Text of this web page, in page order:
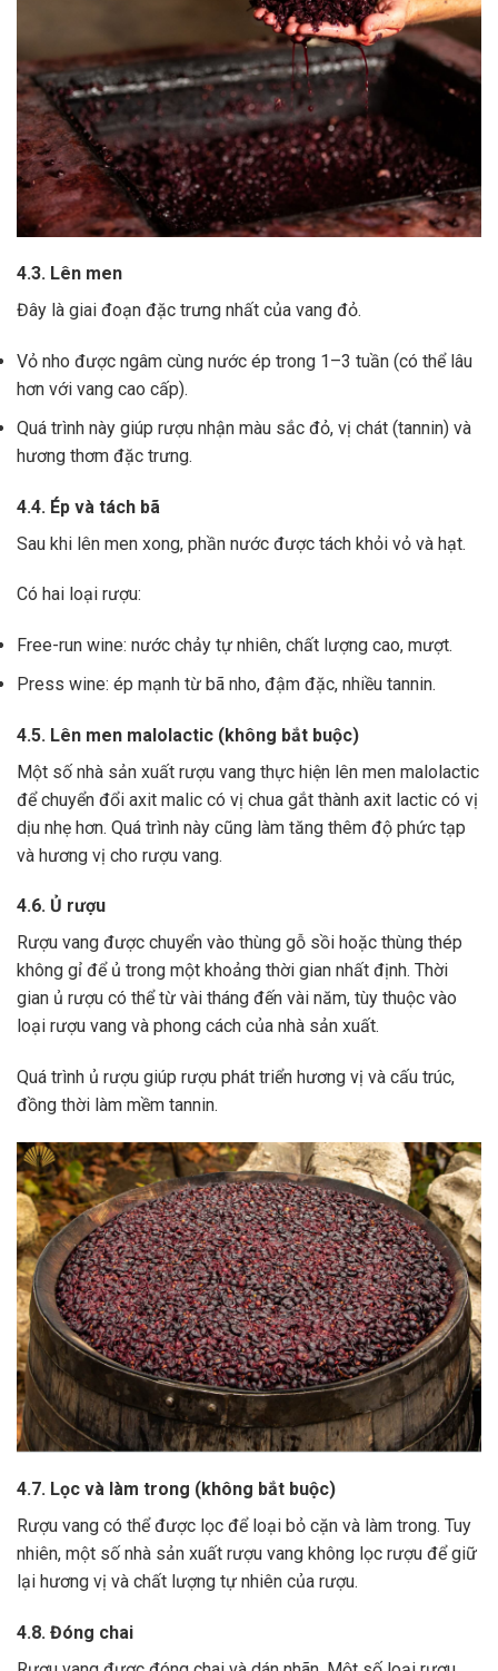
4.3. Lên men
Đây là giai đoạn đặc trưng nhất của vang đỏ.
Vỏ nho được ngâm cùng nước ép trong 1–3 tuần (có thể lâu
hơn với vang cao cấp).
Quá trình này giúp rượu nhận màu sắc đỏ, vị chát (tannin) và
hương thơm đặc trưng.
4.4. Ép và tách bã
Sau khi lên men xong, phần nước được tách khỏi vỏ và hạt.
Có hai loại rượu:
Free-run wine: nước chảy tự nhiên, chất lượng cao, mượt.
Press wine: ép mạnh từ bã nho, đậm đặc, nhiều tannin.
4.5. Lên men malolactic (không bắt buộc)
Một số nhà sản xuất rượu vang thực hiện lên men malolactic
để chuyển đổi axit malic có vị chua gắt thành axit lactic có vị
dịu nhẹ hơn. Quá trình này cũng làm tăng thêm độ phức tạp
và hương vị cho rượu vang.
4.6. Ủ rượu
Rượu vang được chuyển vào thùng gỗ sồi hoặc thùng thép
không gỉ để ủ trong một khoảng thời gian nhất định. Thời
gian ủ rượu có thể từ vài tháng đến vài năm, tùy thuộc vào
loại rượu vang và phong cách của nhà sản xuất.
Quá trình ủ rượu giúp rượu phát triển hương vị và cấu trúc,
đồng thời làm mềm tannin.
4.7. Lọc và làm trong (không bắt buộc)
Rượu vang có thể được lọc để loại bỏ cặn và làm trong. Tuy
nhiên, một số nhà sản xuất rượu vang không lọc rượu để giữ
lại hương vị và chất lượng tự nhiên của rượu.
4.8. Đóng chai